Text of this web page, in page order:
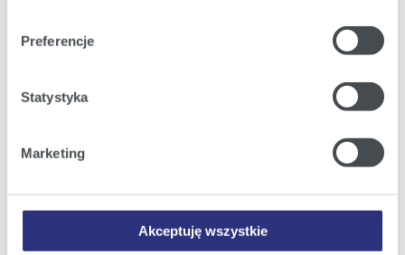
Polityce
zgodę na umieszczenie wszystkich rodzajów plików
cookie z których korzystamy, na Państwa urządzeniu.
jakie rodzaje plików cookie będziemy umieszczać w
KlikającOdrzuć wszystkie, odmawiacie Państwo
dotyczy jednak plików cookie niezbędnych do
Preferencje
Statystyka
Marketing
Akceptuję wszystkie
PV Darżyno